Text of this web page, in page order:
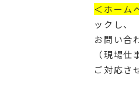
＜ホーム
ックし、
お問い合
（現場
ご対応さ